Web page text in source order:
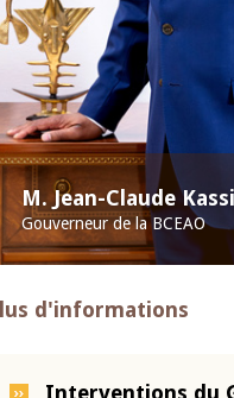
M. Jean-Claude
Gouverneur de la BCEAO
d'informations
Interventions du